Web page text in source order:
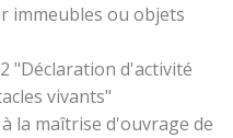
immeubles ou objets
"Déclaration d'activité
vivants"
la maîtrise d'ouvrage de